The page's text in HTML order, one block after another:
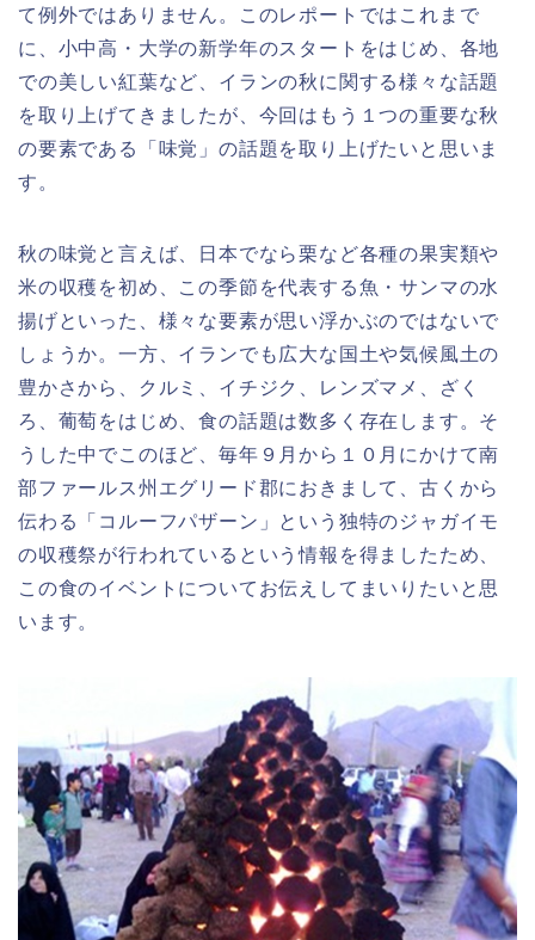
て例外ではありません。このレポートではこれまで
に、小中高・大学の新学年のスタートをはじめ、各地
での美しい紅葉など、イランの秋に関する様々な話題
を取り上げてきましたが、今回はもう１つの重要な秋
の要素である「味覚」の話題を取り上げたいと思いま
す。
秋の味覚と言えば、日本でなら栗など各種の果実類や
米の収穫を初め、この季節を代表する魚・サンマの水
揚げといった、様々な要素が思い浮かぶのではないで
しょうか。一方、イランでも広大な国土や気候風土の
豊かさから、クルミ、イチジク、レンズマメ、ざく
ろ、葡萄をはじめ、食の話題は数多く存在します。そ
うした中でこのほど、毎年９月から１０月にかけて南
部ファールス州エグリード郡におきまして、古くから
伝わる「コルーフパザーン」という独特のジャガイモ
の収穫祭が行われているという情報を得ましたため、
この食のイベントについてお伝えしてまいりたいと思
います。